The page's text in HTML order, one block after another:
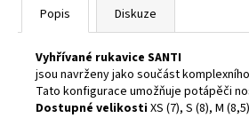
Popis Diskuze
Vyhřívané rukavice SANTI
jsou navrženy jako součást
Tato konfigurace umožňuje potápěči
Dostupné velikostiXS (7), S (8), M